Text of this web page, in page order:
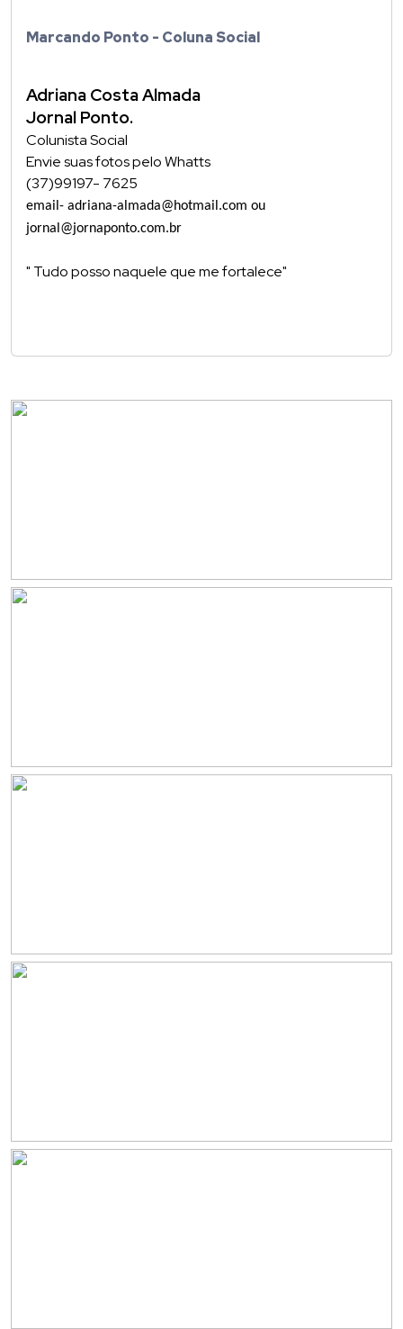
Marcando Ponto - Coluna Social
Adriana Costa Almada
Jornal Ponto.
Colunista Social
Envie suas fotos pelo Whatts
(37)99197- 7625
email- adriana-almada@hotmail.com ou
jornal@jornaponto.com.br
" Tudo posso naquele que me fortalece"